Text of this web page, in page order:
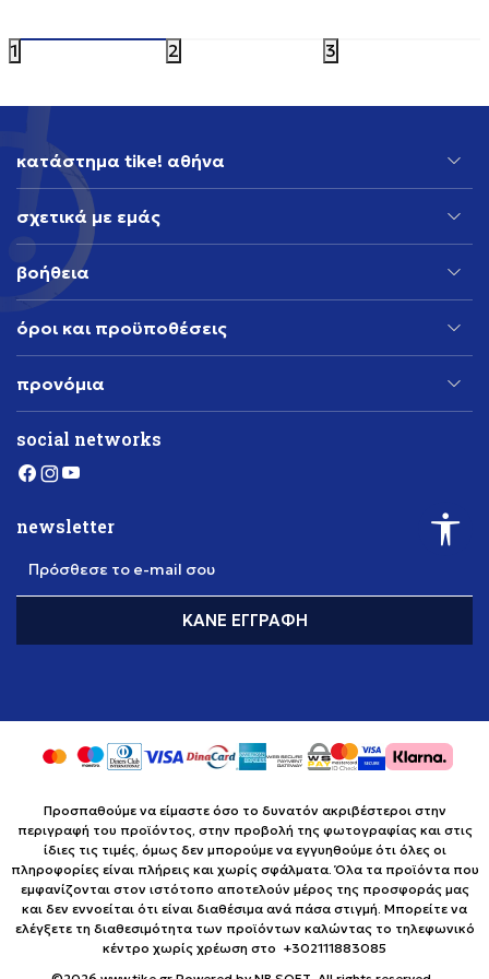
1 2 3
κατάστημα tike! αθήνα
σχετικά με εμάς
βοήθεια
όροι και προϋποθέσεις
προνόμια
social networks
newsletter
Πρόσθεσε το e-mail σου
ΚΆΝΕ ΕΓΓΡΑΦΉ
Προσπαθούμε να είμαστε όσο το δυνατόν ακριβέστεροι στην
περιγραφή του προϊόντος, στην προβολή της φωτογραφίας και στις
ίδιες τις τιμές, όμως δεν μπορούμε να εγγυηθούμε ότι όλες οι
πληροφορίες είναι πλήρεις και χωρίς σφάλματα. Όλα τα προϊόντα που
εμφανίζονται στον ιστότοπο αποτελούν μέρος της προσφοράς μας
και δεν εννοείται ότι είναι διαθέσιμα ανά πάσα στιγμή. Μπορείτε να
ελέγξετε τη διαθεσιμότητα των προϊόντων καλώντας το τηλεφωνικό
κέντρο χωρίς χρέωση στο +302111883085